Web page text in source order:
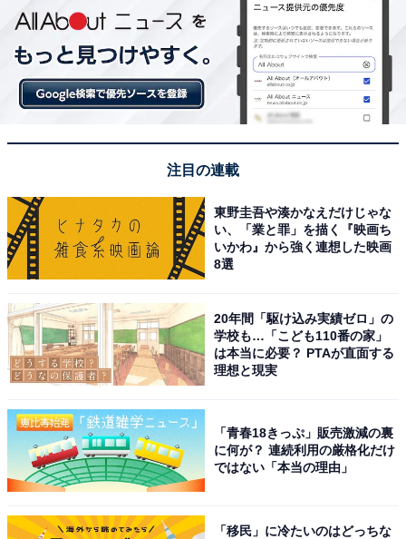
注目の連載
東野圭吾や湊かなえだけじゃな
い、「業と罪」を描く『映画ち
いかわ』から強く連想した映画
8選
20年間「駆け込み実績ゼロ」の
学校も…「こども110番の家」
は本当に必要？ PTAが直面する
理想と現実
「青春18きっぷ」販売激減の裏
に何が？ 連続利用の厳格化だけ
ではない「本当の理由」
「移民」に冷たいのはどっちな